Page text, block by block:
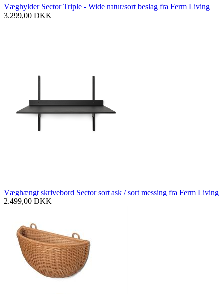
Væghylder Sector Triple - Wide natur/sort beslag fra Ferm Living
3.299,00 DKK
Væghængt skrivebord Sector sort ask / sort messing fra Ferm Living
2.499,00 DKK